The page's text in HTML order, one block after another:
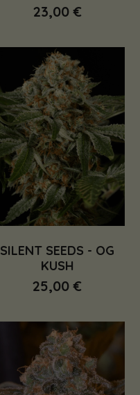
23,00 €
SILENT SEEDS - OG
KUSH
25,00 €